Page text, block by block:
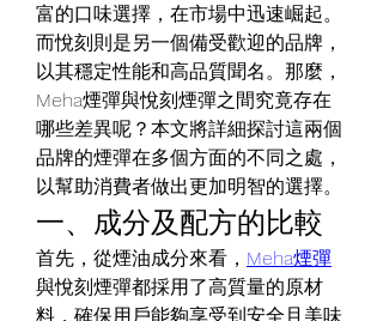
富的口味選擇，在市場中迅速崛起。
而悅刻則是另一個備受歡迎的品牌，
以其穩定性能和高品質聞名。那麼，
Meha煙彈與悅刻煙彈之間究竟存在
哪些差異呢？本文將詳細探討這兩個
品牌的煙彈在多個方面的不同之處，
以幫助消費者做出更加明智的選擇。
一、成分及配方的比較
首先，從煙油成分來看， Meha煙彈
與悅刻煙彈都採用了高質量的原材
料，確保用戶能夠享受到安全且美味